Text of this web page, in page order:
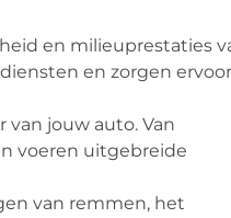
en milieuprestaties
en zorgen ervoor
jouw auto. Van
voeren uitgebreide
van remmen, het